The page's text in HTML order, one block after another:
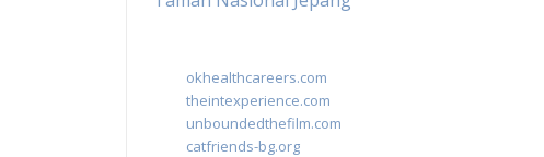
okhealthcareers.com
theintexperience.com
unboundedthefilm.com
catfriends-bg.org